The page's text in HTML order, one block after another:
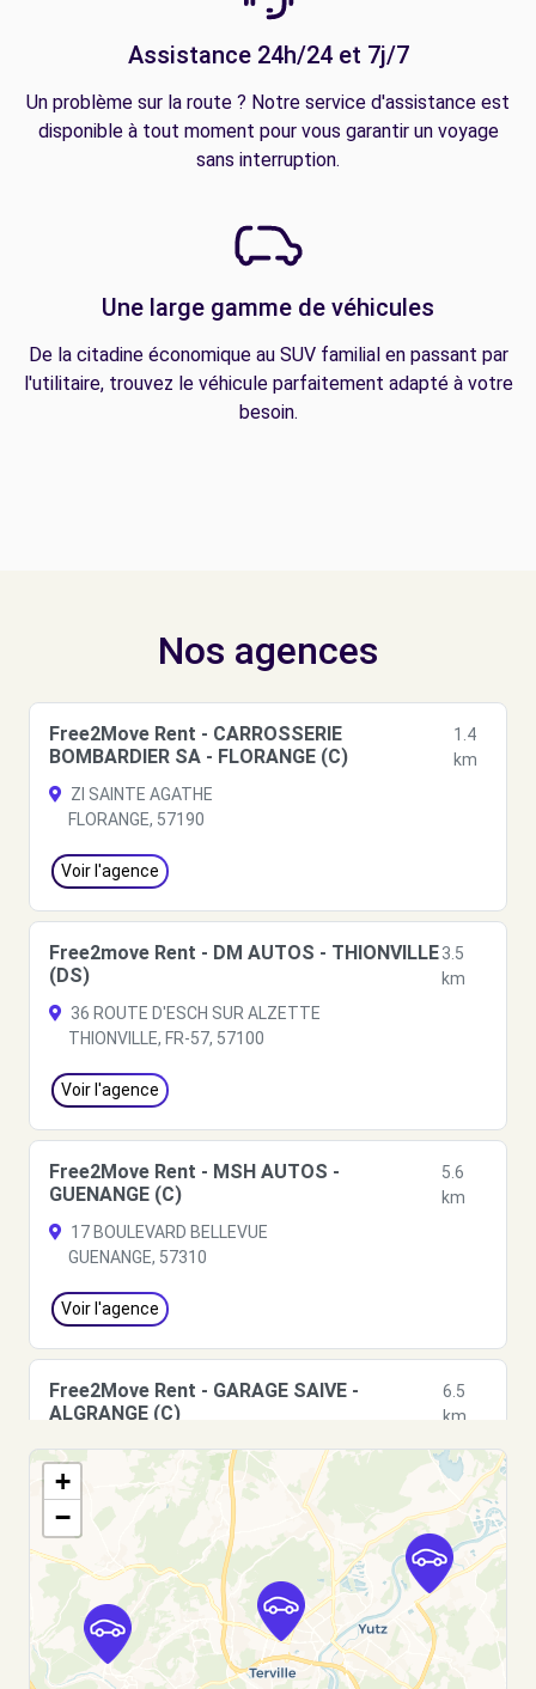
Assistance 24h/24 et 7j/7
Un problème sur la route ? Notre service d'assistance est
disponible à tout moment pour vous garantir un voyage
sans interruption.
Une large gamme de véhicules
De la citadine économique au SUV familial en passant par
l'utilitaire, trouvez le véhicule parfaitement adapté à votre
besoin.
Nos agences
Free2Move Rent - CARROSSERIE
BOMBARDIER SA - FLORANGE (C)
1.4
km
ZI SAINTE AGATHE
FLORANGE, 57190
Voir l'agence
Free2move Rent - DM AUTOS - THIONVILLE
(DS)
3.5
km
36 ROUTE D'ESCH SUR ALZETTE
THIONVILLE, FR-57, 57100
Voir l'agence
Free2Move Rent - MSH AUTOS -
GUENANGE (C)
5.6
km
17 BOULEVARD BELLEVUE
GUENANGE, 57310
Voir l'agence
Free2Move Rent - GARAGE SAIVE -
ALGRANGE (C)
6.5
km
ZONE ARTISANALE LA PAIX
ALGRANGE, 57440
Voir l'agence
Free2Move Rent - GARAGE GERVASI SARL -
AMNEVILLE (C)
7.7
17 RUE CLEMENCEAU
+
−